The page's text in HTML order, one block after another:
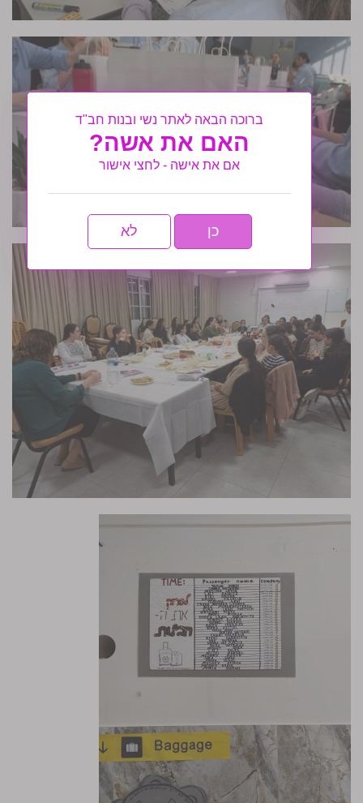
ברוכה הבאה לאתר נשי ובנות חב"ד
האם את אשה?
אם את אישה - לחצי אישור
כן לא